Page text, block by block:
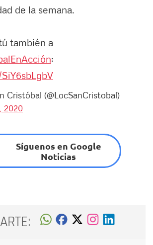
de la semana.
también a
:
Cristóbal (@LocSanCristobal)
2020
Síguenos en Google
Noticias